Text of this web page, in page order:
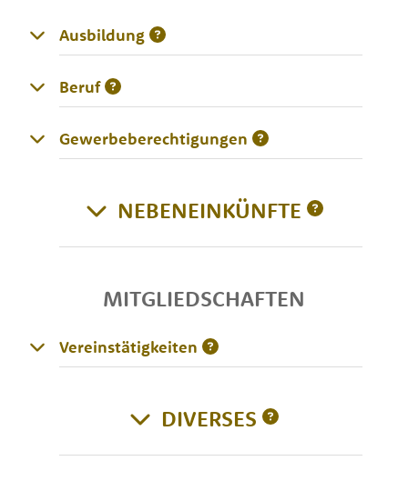
Ausbildung
Beruf
Gewerbeberechtigungen
NEBENEINKÜNFTE
MITGLIEDSCHAFTEN
Vereinstätigkeiten
DIVERSES